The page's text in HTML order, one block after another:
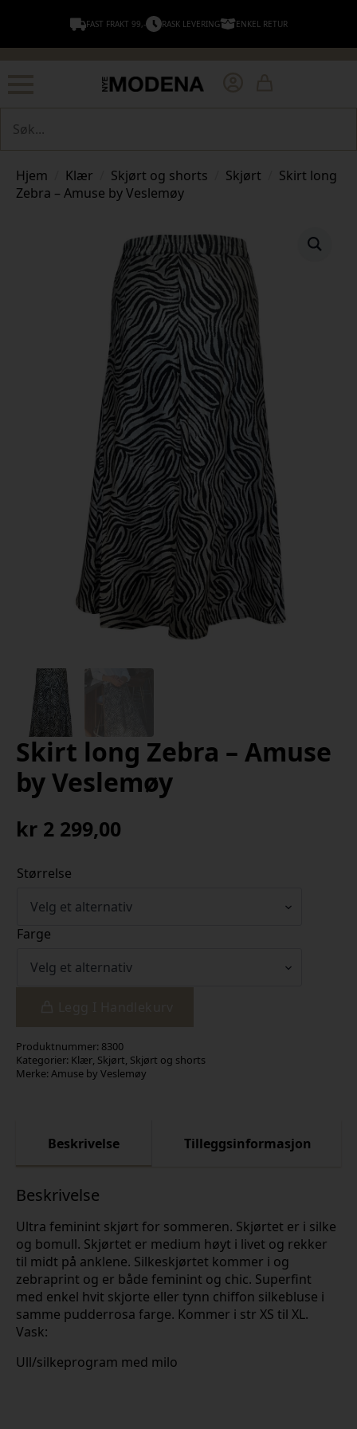
FAST FRAKT 99,- RASK LEVERING ENKEL RETUR
Hjem Klær Skjørt og shorts Skjørt
Skirt long
Zebra – Amuse by Veslemøy
Skirt long Zebra – Amuse
by Veslemøy
kr 2 299,00
Størrelse
Farge
Produktnummer: 8300
Kategorier: Klær, Skjørt, Skjørt og shorts
Merke: Amuse by Veslemøy
Beskrivelse Tilleggsinformasjon
Beskrivelse
Ultra feminint skjørt for sommeren. Skjørtet er i silke
og bomull. Skjørtet er medium høyt i livet og rekker
til midt på anklene. Silkeskjørtet kommer i og
zebraprint og er både feminint og chic. Superfint
med enkel hvit skjorte eller tynn chiffon silkebluse i
samme pudderrosa farge. Kommer i str XS til XL.
Vask:
Ull/silkeprogram med milo